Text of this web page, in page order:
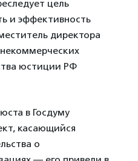
цель
и эффективность
директора
юстиции РФ
в Госдуму
касающийся
о